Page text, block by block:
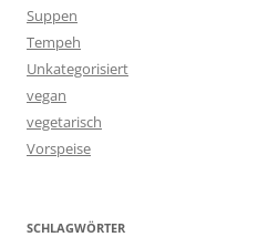
Suppen
Tempeh
Unkategorisiert
vegan
vegetarisch
Vorspeise
SCHLAGWÖRTER